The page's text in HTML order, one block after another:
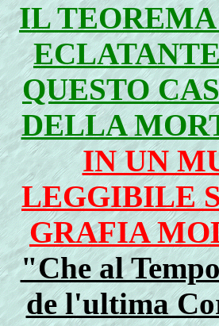
IL
QUESTO
DELLA
IN UN
LEGGIBILE
GRAFIA
"Che al
de l'ultima